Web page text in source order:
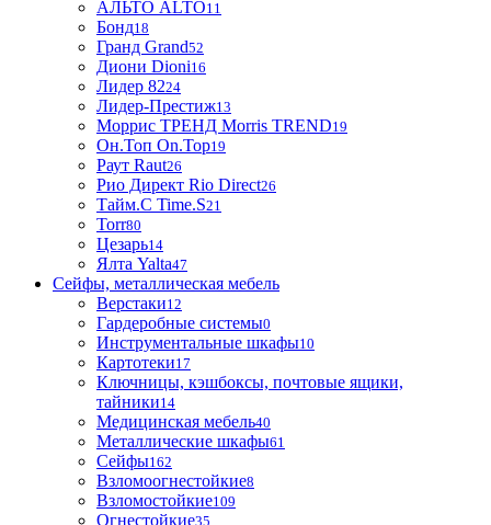
АЛЬТО ALTO11
Бонд18
Гранд Grand52
Диони Dioni16
Лидер 8224
Лидер-Престиж13
Моррис ТРЕНД Morris TREND19
Он.Топ On.Top19
Раут Raut26
Рио Директ Rio Direct26
Тайм.С Time.S21
Torr80
Цезарь14
Ялта Yalta47
Сейфы, металлическая мебель
Верстаки12
Гардеробные системы0
Инструментальные шкафы10
Картотеки17
Ключницы, кэшбоксы, почтовые ящики,
тайники14
Медицинская мебель40
Металлические шкафы61
Сейфы162
Взломоогнестойкие8
Взломостойкие109
Огнестойкие35